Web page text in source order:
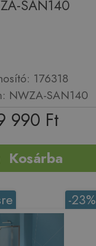
SAN140
176318
NWZA-SAN140
990 Ft
Kosárba
-23%